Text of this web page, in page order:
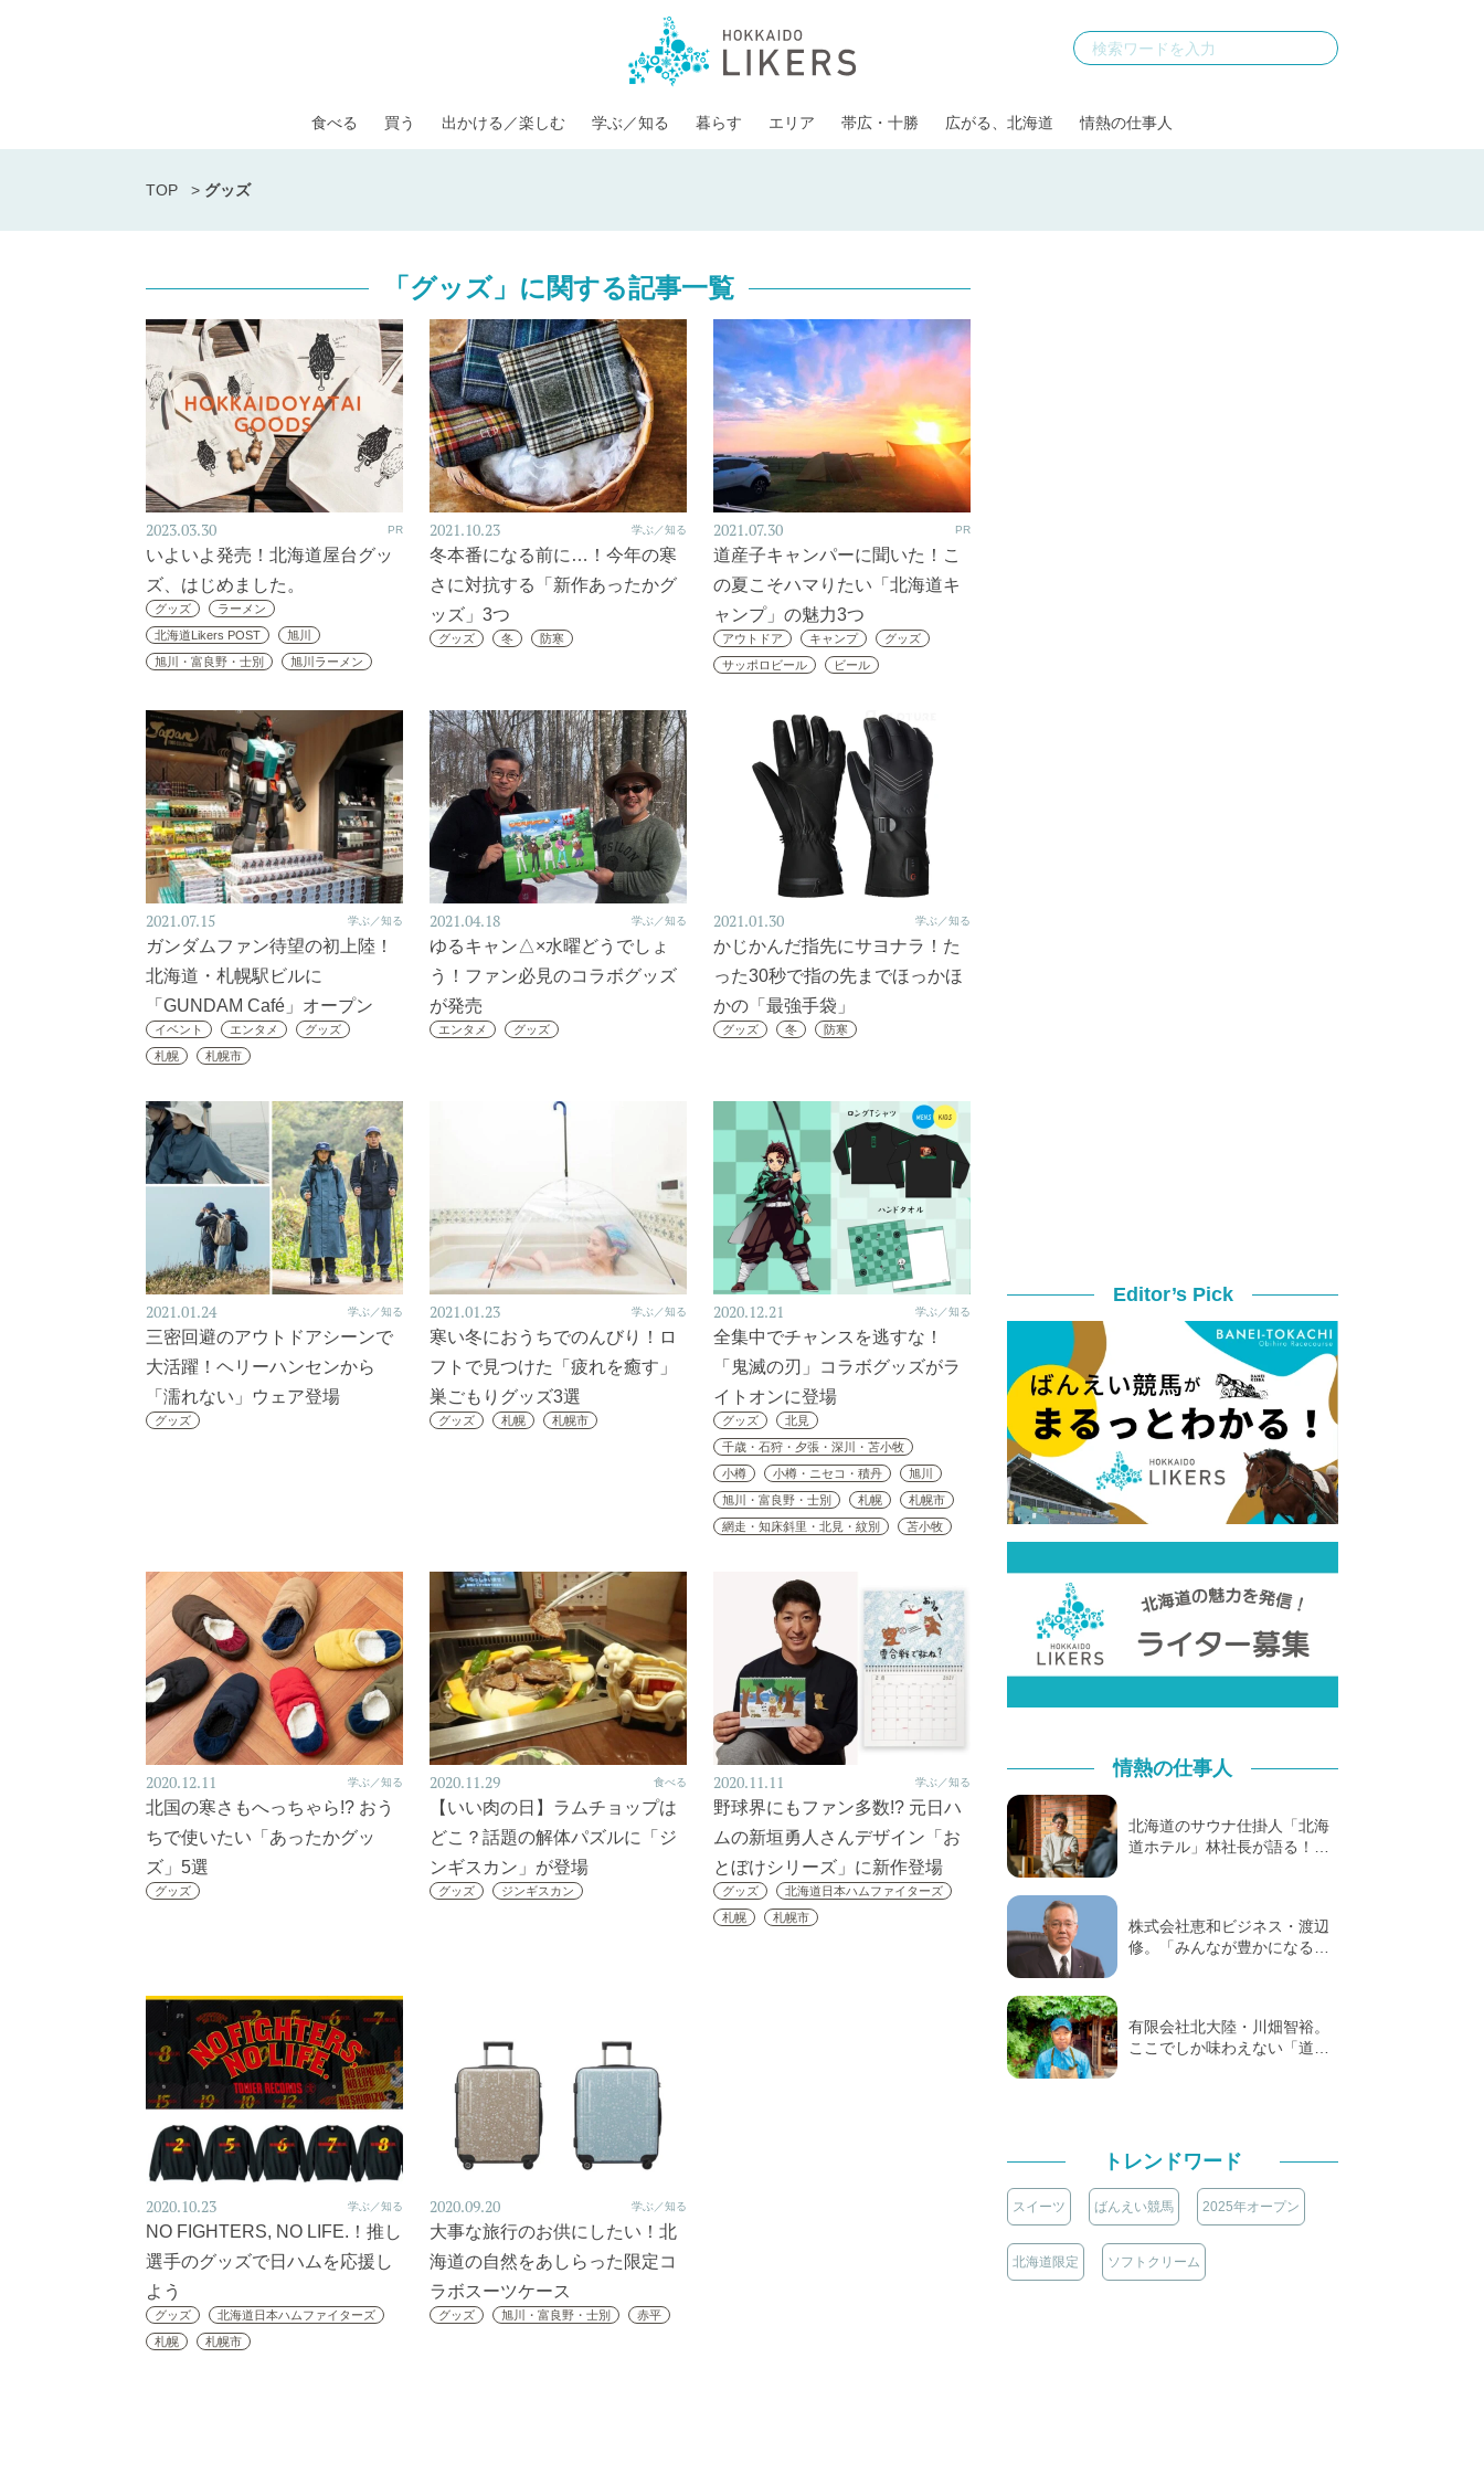
食べる 買う 出かける／楽しむ 学ぶ／知る 暮らす エリア 帯広・十勝 広がる、北海道 情熱の仕事人
TOP > グッズ
「グッズ」に関する記事一覧
2023.03.30 PR
いよいよ発売！北海道屋台グッ
ズ、はじめました。
グッズ
ラーメン
北海道Likers POST
旭川
旭川・富良野・士別
旭川ラーメン
2021.10.23 学ぶ／知る
冬本番になる前に…！今年の寒
さに対抗する「新作あったかグ
ッズ」3つ
グッズ 冬 防寒
2021.07.30 PR
道産子キャンパーに聞いた！こ
の夏こそハマりたい「北海道キ
ャンプ」の魅力3つ
アウトドア キャンプ
グッズ
サッポロビール
ビール
2021.07.15 学ぶ／知る
ガンダムファン待望の初上陸！
北海道・札幌駅ビルに
「GUNDAM Café」オープン
イベント エンタメ
グッズ
札幌
札幌市
2021.04.18 学ぶ／知る
ゆるキャン△×水曜どうでしょ
う！ファン必見のコラボグッズ
が発売
エンタメ グッズ
2021.01.30 学ぶ／知る
かじかんだ指先にサヨナラ！た
った30秒で指の先までほっかほ
かの「最強手袋」
グッズ 冬 防寒
2021.01.24 学ぶ／知る
三密回避のアウトドアシーンで
大活躍！ヘリーハンセンから
「濡れない」ウェア登場
グッズ
2021.01.23 学ぶ／知る
寒い冬におうちでのんびり！ロ
フトで見つけた「疲れを癒す」
巣ごもりグッズ3選
グッズ 札幌 札幌市
2020.12.21 学ぶ／知る
全集中でチャンスを逃すな！
「鬼滅の刃」コラボグッズがラ
イトオンに登場
グッズ
北見
千歳・石狩・夕張・深川・苫小牧
小樽
小樽・ニセコ・積丹
旭川
旭川・富良野・士別
札幌
札幌市
網走・知床斜里・北見・紋別
苫小牧
2020.12.11 学ぶ／知る
北国の寒さもへっちゃら!? おう
ちで使いたい「あったかグッ
ズ」5選
グッズ
2020.11.29 食べる
【いい肉の日】ラムチョップは
どこ？話題の解体パズルに「ジ
ンギスカン」が登場
グッズ ジンギスカン
2020.11.11 学ぶ／知る
野球界にもファン多数!? 元日ハ
ムの新垣勇人さんデザイン「お
とぼけシリーズ」に新作登場
グッズ
北海道日本ハムファイターズ
札幌
札幌市
2020.10.23 学ぶ／知る
NO FIGHTERS, NO LIFE.！推し
選手のグッズで日ハムを応援し
よう
グッズ
北海道日本ハムファイターズ
札幌
札幌市
2020.09.20 学ぶ／知る
大事な旅行のお供にしたい！北
海道の自然をあしらった限定コ
ラボスーツケース
グッズ 旭川・富良野・士別 赤平
Editor’s Pick
情熱の仕事人
北海道のサウナ仕掛人「北海
道ホテル」林社長が語る！…
株式会社恵和ビジネス・渡辺
修。「みんなが豊かになる…
有限会社北大陸・川畑智裕。
ここでしか味わえない「道…
トレンドワード
スイーツ ばんえい競馬 2025年オープン
北海道限定 ソフトクリーム